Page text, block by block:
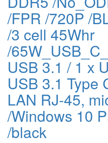
/FPR /720P /
/3 cell 45Whr
/
USB 3.1 / 1 x
USB 3.1 Type
LAN RJ-45,
/Windows 10
/black